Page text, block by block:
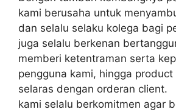
kami berusaha untuk
dan selalu selaku kolega bagi
juga selalu berkenan
memberi ketentraman serta
pengguna kami, hingga
selaras dengan orderan client.
kami selalu berkomitmen agar